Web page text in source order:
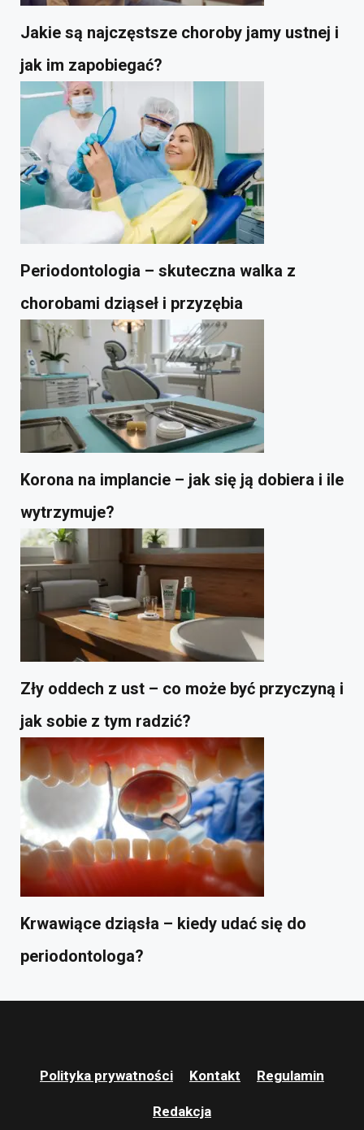
Jakie są najczęstsze choroby jamy ustnej i
jak im zapobiegać?
Periodontologia – skuteczna walka z
chorobami dziąseł i przyzębia
Korona na implancie – jak się ją dobiera i ile
wytrzymuje?
Zły oddech z ust – co może być przyczyną i
jak sobie z tym radzić?
Krwawiące dziąsła – kiedy udać się do
periodontologa?
Polityka prywatności Kontakt Regulamin
Redakcja